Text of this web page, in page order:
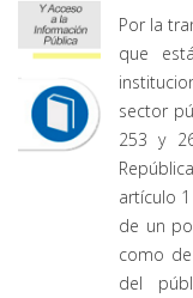
Por la
que
sector
253 y
artículo
de un
como
del